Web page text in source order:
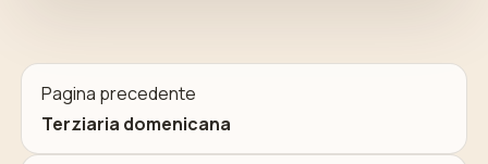
Pagina precedente
Terziaria domenicana